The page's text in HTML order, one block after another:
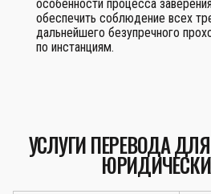
особенности процесса
обеспечить соблюдение всех
дальнейшего безупречного
по инстанциям.
УСЛУГИ ПЕРЕВОДА